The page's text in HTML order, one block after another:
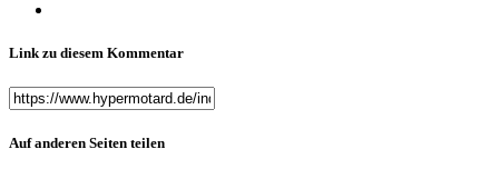
Link zu diesem Kommentar
Auf anderen Seiten teilen